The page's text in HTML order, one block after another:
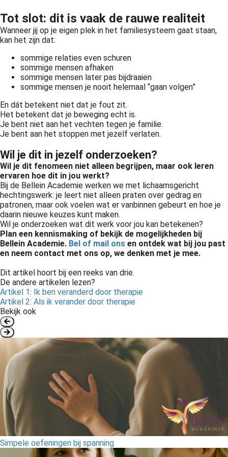
Tot slot: dit is vaak de rauwe realiteit
Wanneer jij op je eigen plek in het familiesysteem gaat staan,
kan het zijn dat:
sommige relaties even schuren
sommige mensen afhaken
sommige mensen later pas bijdraaien
sommige mensen je nooit helemaal “gaan volgen”
En dát betekent niet dat je fout zit.
Het betekent dat je beweging echt is.
Je bent niet aan het vechten tegen je familie.
Je bent aan het stoppen met jezelf verlaten.
Wil je dit in jezelf onderzoeken?
Wil je dit fenomeen niet alleen begrijpen, maar ook leren
ervaren hoe dit in jou werkt?
Bij de Bellein Academie werken we met lichaamsgericht
hechtingswerk: je leert niet alleen praten over gedrag en
patronen, maar ook voelen wat er vanbinnen gebeurt en hoe je
daarin nieuwe keuzes kunt maken.
Wil je onderzoeken wat dit werk voor jou kan betekenen?
Plan een kennismaking of bekijk de mogelijkheden bij
Bellein Academie. Bel of mail ons en ontdek wat bij jou past
en neem contact met ons op, we denken met je mee.
Dit artikel hoort bij een reeks van drie.
De andere artikelen lezen?
Artikel 1: Ik ben veranderd door therapie
Artikel 2: Als ik verander door therapie
Bekijk ook
Simpele oefeningen bij spanning